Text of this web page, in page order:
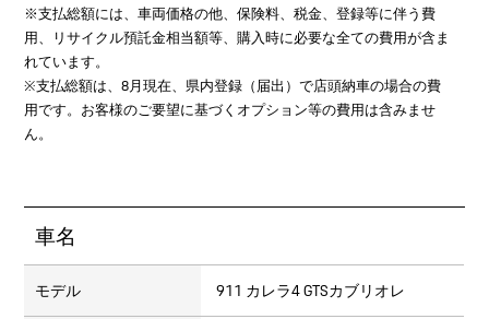
※支払総額には、車両価格の他、保険料、税金、登録等に伴う費
用、リサイクル預託金相当額等、購入時に必要な全ての費用が含ま
れています。
※支払総額は、8月現在、県内登録（届出）で店頭納車の場合の費
用です。お客様のご要望に基づくオプション等の費用は含みませ
ん。
車名
モデル 911 カレラ4 GTSカブリオレ